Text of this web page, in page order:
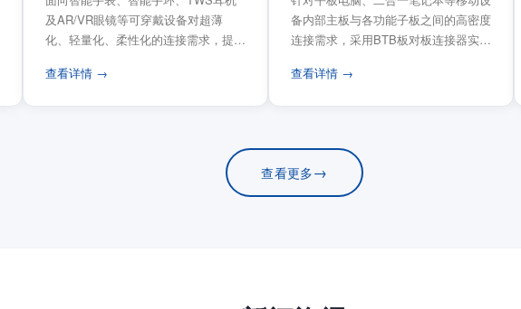
及AR/VR眼镜等可穿戴设备对超薄
化、轻量化、柔性化的连接需求，提供
查看详情 →
备内部主板与各功能子板之间的高密度
连接需求，采用BTB板对板连接器实现
查看详情 →
查看更多→